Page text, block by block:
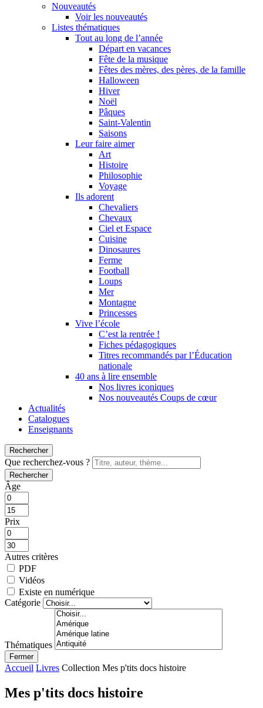
Nouveautés
Voir les nouveautés
Listes thématiques
Tout au long de l’année
Départ en vacances
Fête de la musique
Fêtes des mères, des pères, de la famille
Halloween
Hiver
Noël
Pâques
Saint-Valentin
Saisons
Leur faire aimer
Art
Histoire
Philosophie
Voyage
Ils adorent
Chevaliers
Chevaux
Ciel et Espace
Cuisine
Dinosaures
Ferme
Football
Loups
Mer
Montagne
Princesses
Vive l’école
C’est la rentrée !
Fiches pédagogiques
Titres recommandés par l’Éducation
nationale
40 ans à lire ensemble
Nos livres iconiques
Nos nouveautés Coups de cœur
Actualités
Catalogues
Enseignants
Rechercher
Que recherchez-vous ?
Rechercher
Âge
Prix
Autres critères
PDF
Vidéos
Existe en numérique
Catégorie
Thématiques
Fermer
Accueil Livres Collection Mes p'tits docs histoire
Mes p'tits docs histoire